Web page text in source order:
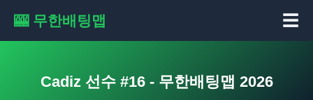
🎰 무한배팅맵 ☰
Cadiz 선수 #16 - 무한배팅맵 2026